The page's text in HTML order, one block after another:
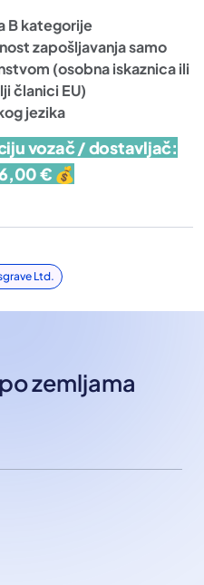
B kategorije
zapošljavanja samo
(osobna iskaznica ili
članici EU)
jezika
vozač / dostavljač:
€ 💰
Ltd.
zemljama